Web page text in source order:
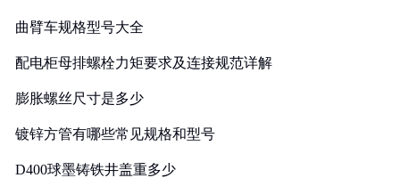
曲臂车规格型号大全
配电柜母排螺栓力矩要求及连接规范详解
膨胀螺丝尺寸是多少
镀锌方管有哪些常见规格和型号
D400球墨铸铁井盖重多少